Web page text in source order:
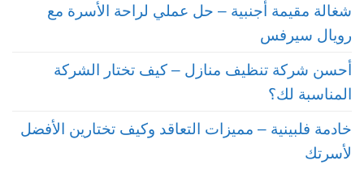
شغالة مقيمة أجنبية – حل عملي لراحة الأسرة مع
رويال سيرفس
أحسن شركة تنظيف منازل – كيف تختار الشركة
المناسبة لك؟
خادمة فلبينية – مميزات التعاقد وكيف تختارين الأفضل
لأسرتك